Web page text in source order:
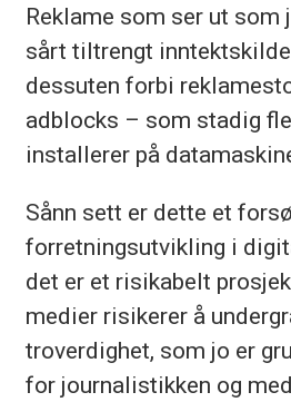
Reklame som ser ut som
sårt tiltrengt
dessuten forbi
adblocks – som stadig
installerer på
Sånn sett er dette et
forretningsutvikling i
det er et risikabelt
medier risikerer å
troverdighet, som jo er
for journalistikken og